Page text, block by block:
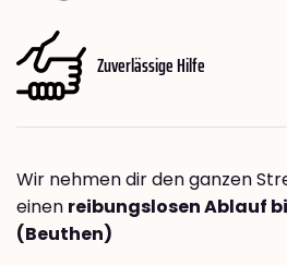
Zuverlässige Hilfe
Wir nehmen dir den ganzen
einen reibungslosen Ablauf
(Beuthen)